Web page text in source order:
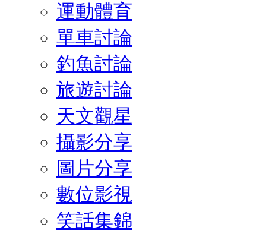
運動體育
單車討論
釣魚討論
旅遊討論
天文觀星
攝影分享
圖片分享
數位影視
笑話集錦